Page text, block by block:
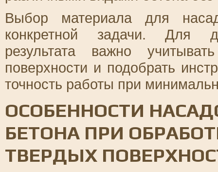
Выбор материала для
конкретной задачи. Для
результата важно
поверхности и подобрать
точность работы при
ОСОБЕННОСТИ
БЕТОНА ПРИ
ТВЕРДЫХ